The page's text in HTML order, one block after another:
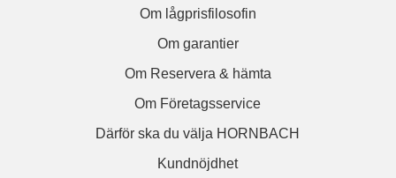
Om lågprisfilosofin
Om garantier
Om Reservera & hämta
Om Företagsservice
Därför ska du välja HORNBACH
Kundnöjdhet